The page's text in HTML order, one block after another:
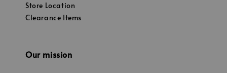
Store Location
Clearance Items
Our mission